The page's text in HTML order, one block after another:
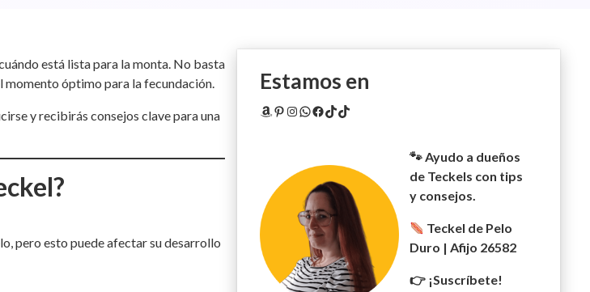
está lista para la monta. No basta
momento óptimo para la fecundación.
y recibirás consejos clave para una
pero esto puede afectar su desarrollo
Estamos en
Amazon Pinterest Instagram WhatsApp Facebook TikTok TikTok
🐾 Ayudo a dueños
de Teckels con tips
y consejos.
Teckel de Pelo
Duro | Afijo 26582
👉 ¡Suscríbete!